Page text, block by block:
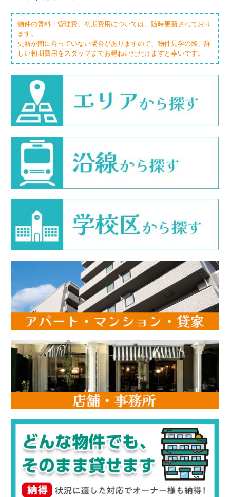
物件の賃料・管理費、初期費用については、随時更新されており
ます。
更新が間に合っていない場合がありますので、物件見学の際、詳
しい初期費用をスタッフまでお尋ねいただけますと幸いです。